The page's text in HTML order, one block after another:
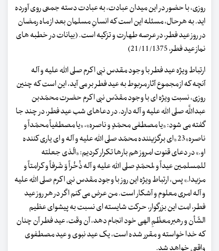
روزی، با حضور در این میدان عبادت، به عبادت دسته جمعی روی آورده
اید. به هرحال، مسئله این است که انسانِ مسلمان بعد از ماه رمضان
در روز عید فطر، در عرصه طهارت و تزکیه است. (بیانات در خطبه های
نماز عید فطر، 21/11/1375)
ارتباط ویژه عید فطر با وجود مقدس نبی اکرم صلی الله علیه و آله
آنچه که از مجموع آثار مربوط به عید فطر بر می آید، این است که چنین
روزی، نسبت ویژه ای با وجود مقدّس نبی اکرم حضرت محمّدبن
عبداللَّه صلی الله علیه و آله دارد. در دعاهای شب عید فطر، در چند جا
گفته می شود: «یا مصطفی محمّدٍ و ناصره»، «یا مصطفیاً محمّداً و
ناصره»23 «ای برگزیننده محمّد صلی الله علیه و آله و ای یاری کننده
او.» در دعای قنوت امروز هم بارها تکرار کردیم: «الّذی جعلته
للمسلمین عیداً و لمحمّدٍ صلی الله علیه و آله ذُخْراً وَ شَرفاً و کرامتاً و
مزیدا.» پس، ارتباط ویژه این روز با وجود مقدس نبی اکرم صلی الله علیه
و آله امری معلوم و آشکار است. من عرض می کنم اگر در هر روز عید
فطر، امت این بزرگوار، حرکت شایسته ای نسبت به پیشوای عظیم
الشّأن و رهبر معظّمِ الهی خود انجام دهد، آن وقت، عید فطر آن چنان
که خدا خواسته و مقرر شده است، یک عید نبوی و عید مصطفوی
واقعی خواهد شد.